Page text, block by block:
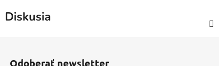
Diskusia
Odoberať newsletter